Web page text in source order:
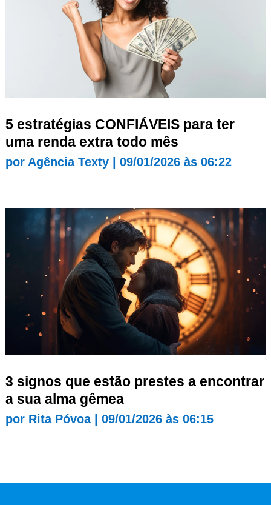
5 estratégias CONFIÁVEIS para ter
uma renda extra todo mês
por Agência Texty| 09/01/2026 às 06:22
3 signos que estão prestes a encontrar
a sua alma gêmea
por Rita Póvoa| 09/01/2026 às 06:15